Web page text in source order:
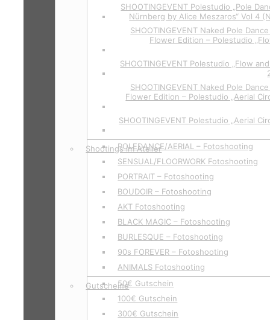
SHOOTINGEVENT Polestudio „Pole
Nürnberg by Alice Meszaros“ Vol 4
SHOOTINGEVENT Naked Pole
Flower Edition – Polestudio
SHOOTINGEVENT Polestudio „Flow
SHOOTINGEVENT Naked Pole
Flower Edition – Polestudio „Aerial
SHOOTINGEVENT Polestudio „Aerial
Shootings im Atelier
POLEDANCE/AERIAL – Fotoshooting
SENSUAL/FLOORWORK Fotoshooting
PORTRAIT – Fotoshooting
BOUDOIR – Fotoshooting
AKT Fotoshooting
BLACK MAGIC – Fotoshooting
BURLESQUE – Fotoshooting
90s FOREVER – Fotoshooting
ANIMALS Fotoshooting
Gutscheine50€ Gutschein
100€ Gutschein
300€ Gutschein